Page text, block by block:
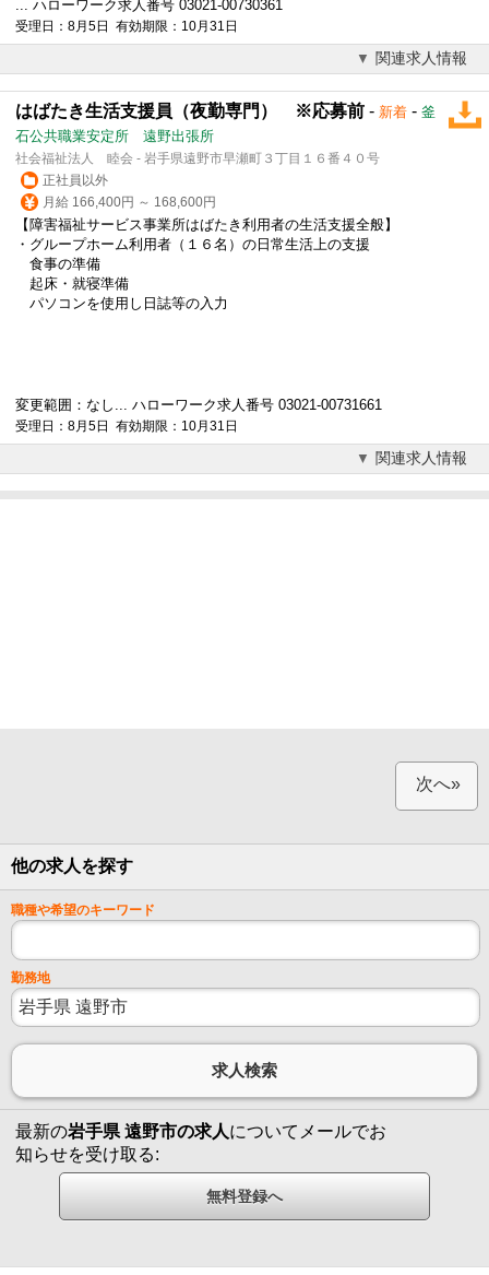
... ハローワーク求人番号 03021-00730361
受理日：8月5日 有効期限：10月31日
関連求人情報
はばたき生活支援員（夜勤専門） ※応募前 - 新着 - 釜
石公共職業安定所 遠野出張所
社会福祉法人 睦会 - 岩手県遠野市早瀬町３丁目１６番４０号
正社員以外
月給 166,400円 ～ 168,600円
【障害福祉サービス事業所はばたき利用者の生活支援全般】
・グループホーム利用者（１６名）の日常生活上の支援
食事の準備
起床・就寝準備
パソコンを使用し日誌等の入力
変更範囲：なし... ハローワーク求人番号 03021-00731661
受理日：8月5日 有効期限：10月31日
関連求人情報
次へ»
他の求人を探す
職種や希望のキーワード
勤務地
最新の岩手県 遠野市の求人についてメールでお
知らせを受け取る: